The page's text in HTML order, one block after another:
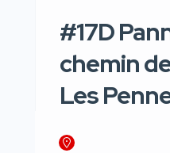
#17D
chemin
Les